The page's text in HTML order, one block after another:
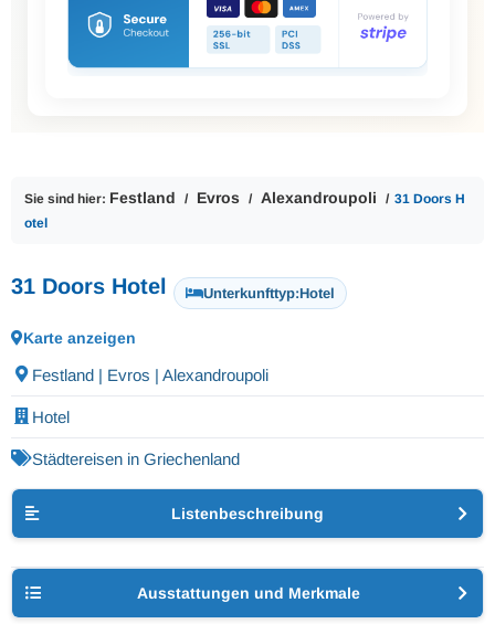
Sie sind hier: Festland Evros Alexandroupoli
31 Doors H
otel
31 Doors Hotel Unterkunfttyp:Hotel
Karte anzeigen
Festland | Evros | Alexandroupoli
Hotel
Städtereisen in Griechenland
Listenbeschreibung
Ausstattungen und Merkmale